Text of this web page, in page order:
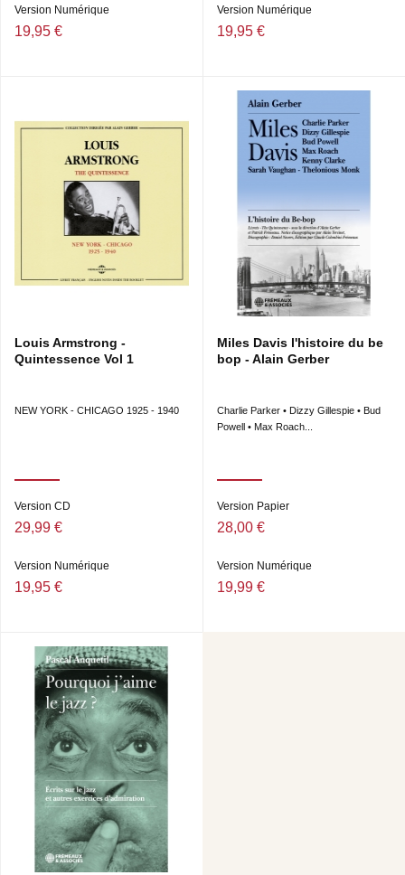
Version Numérique
19,95 €
Version Numérique
19,95 €
Louis Armstrong -
Quintessence Vol 1
NEW YORK - CHICAGO 1925 - 1940
Version CD
29,99 €
Version Numérique
19,95 €
Miles Davis l'histoire du be
bop - Alain Gerber
Charlie Parker • Dizzy Gillespie • Bud
Powell • Max Roach...
Version Papier
28,00 €
Version Numérique
19,99 €